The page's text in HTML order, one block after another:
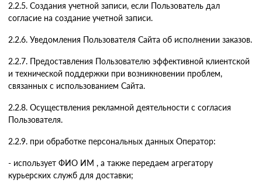
2.2.5. Создания учетной записи, если Пользователь дал
согласие на создание учетной записи.
2.2.6. Уведомления Пользователя Сайта об исполнении заказов.
2.2.7. Предоставления Пользователю эффективной клиентской
и технической поддержки при возникновении проблем,
связанных с использованием Сайта.
2.2.8. Осуществления рекламной деятельности с согласия
Пользователя.
2.2.9. при обработке персональных данных Оператор:
- использует ФИО ИМ , а также передаем агрегатору
курьерских служб для доставки;